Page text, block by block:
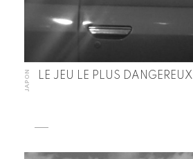
JAPON LE JEU LE PLUS DANGEREUX